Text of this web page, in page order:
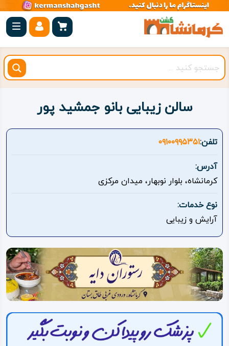
صفحه
اصلی
کرمانشاه
شهرستان
بیستون
روستاهای
هدف
اقامتگاه
ویژه
ویدئو
درباره
ما
سالن زیبایی بانو جمشید پور
تلفن:۰۹۱۰۰۹۹۵۳۵۱
آدرس:
کرمانشاه، بلوار نوبهار، میدان مرکزی
نوع خدمات:
آرایش و زیبایی